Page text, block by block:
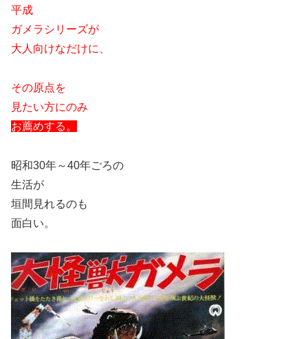
平成
ガメラシリーズが
大人向けなだけに、
その原点を
見たい方にのみ
お薦めする。
昭和30年～40年ごろの
生活が
垣間見れるのも
面白い。